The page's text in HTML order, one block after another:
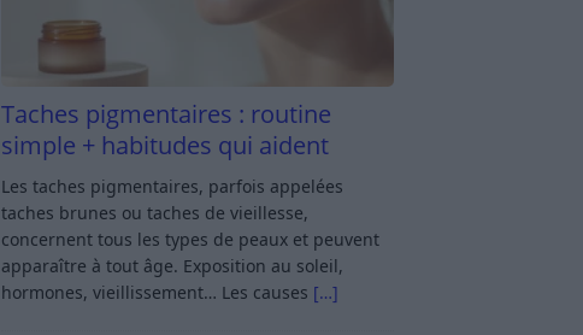
Taches pigmentaires : routine
simple + habitudes qui aident
Les taches pigmentaires, parfois appelées
taches brunes ou taches de vieillesse,
concernent tous les types de peaux et peuvent
apparaître à tout âge. Exposition au soleil,
hormones, vieillissement… Les causes […]